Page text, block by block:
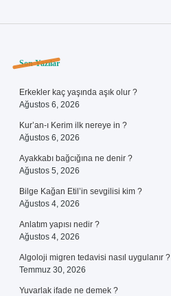
Sidebar
Son Yazılar
Erkekler kaç yaşında aşık olur ?
Ağustos 6, 2026
Kur’an-ı Kerim ilk nereye in ?
Ağustos 6, 2026
Ayakkabı bağcığına ne denir ?
Ağustos 5, 2026
Bilge Kağan Etil’in sevgilisi kim ?
Ağustos 4, 2026
Anlatım yapısı nedir ?
Ağustos 4, 2026
Algoloji migren tedavisi nasıl uygulanır ?
Temmuz 30, 2026
Yuvarlak ifade ne demek ?